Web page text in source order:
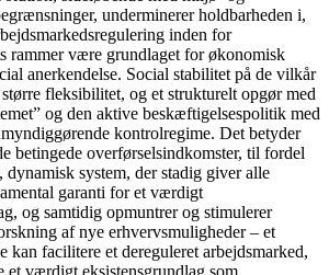
underminerer holdbarheden i,
inden for
rammer være grundlaget for økonomisk
anerkendelse. Social stabilitet på de vilkår
fleksibilitet, og et strukturelt opgør med
og den aktive beskæftigelsespolitik med
kontrolregime. Det betyder
betingede overførselsindkomster, til fordel
dynamisk system, der stadig giver alle
garanti for et værdigt
og samtidig opmuntrer og stimulerer
af nye erhvervsmuligheder – et
kan facilitere et dereguleret arbejdsmarked,